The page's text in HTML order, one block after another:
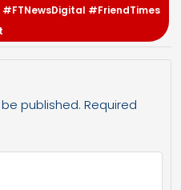
#FriendTimes
published. Required